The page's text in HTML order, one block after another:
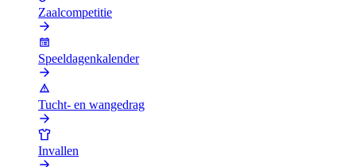
Zaalcompetitie
Speeldagenkalender
Tucht- en wangedrag
Invallen